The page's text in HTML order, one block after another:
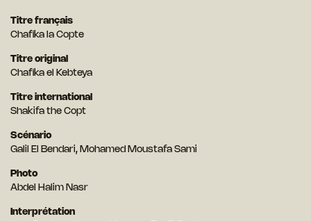
Titre français
Chafika la Copte
Titre original
Chafika el Kebteya
Titre international
Shakifa the Copt
Scénario
Galil El Bendari, Mohamed Moustafa Sami
Photo
Abdel Halim Nasr
Interprétation